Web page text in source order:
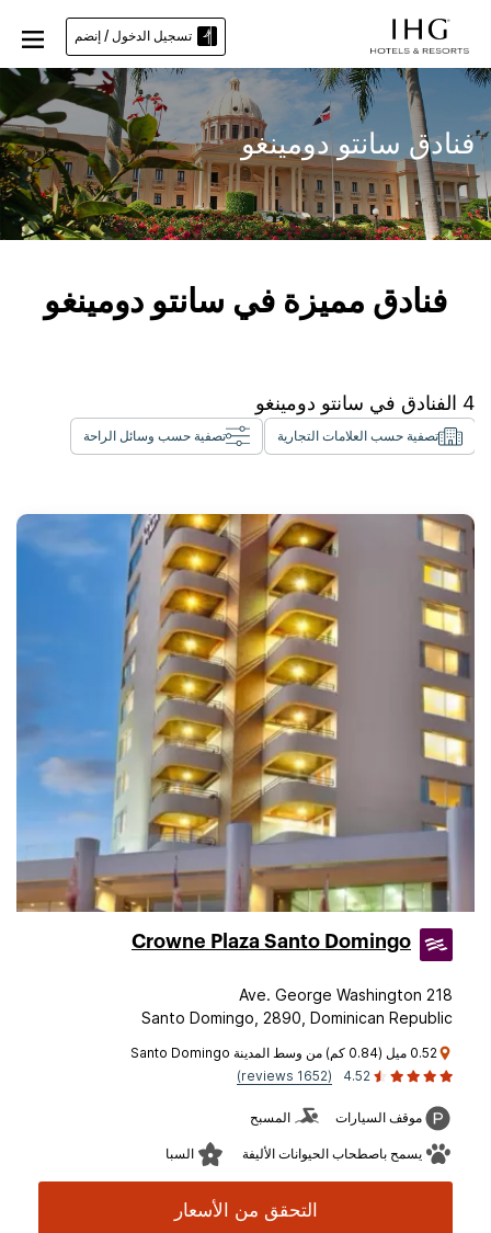
تسجيل الدخول / إنضم
فنادق سانتو دومينغو
فنادق مميزة في سانتو دومينغو
4 الفنادق في سانتو دومينغو
تصفية حسب العلامات التجارية تصفية حسب وسائل الراحة
Crowne Plaza Santo Domingo
Ave. George Washington 218
Santo Domingo, 2890, Dominican Republic
0.52 ميل (0.84 كم) من وسط المدينة Santo Domingo
4.52
(1652 reviews)
موقف السيارات المسبح
يسمح باصطحاب الحيوانات الأليفة السبا
التحقق من الأسعار